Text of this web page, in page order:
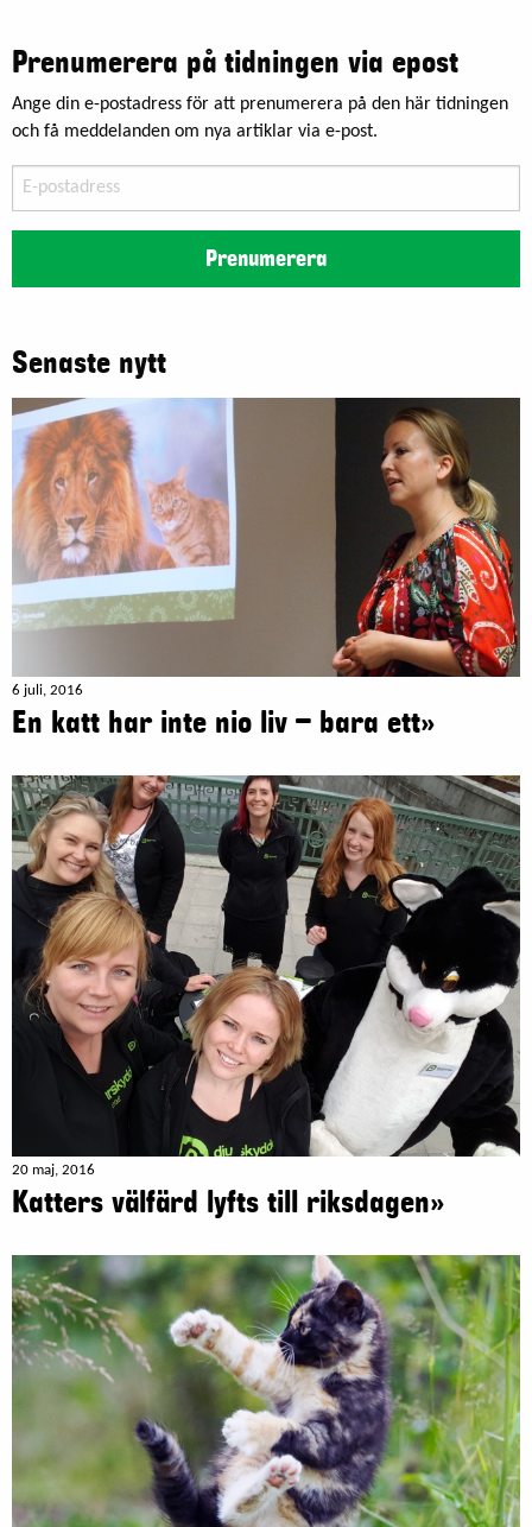
Prenumerera på tidningen via epost
Ange din e-postadress för att prenumerera på den här tidningen
och få meddelanden om nya artiklar via e-post.
postadress
Prenumerera
Senaste nytt
6 juli, 2016
En katt har inte nio liv – bara ett»
20 maj, 2016
Katters välfärd lyfts till riksdagen»